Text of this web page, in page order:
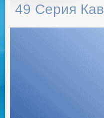
49 Серия